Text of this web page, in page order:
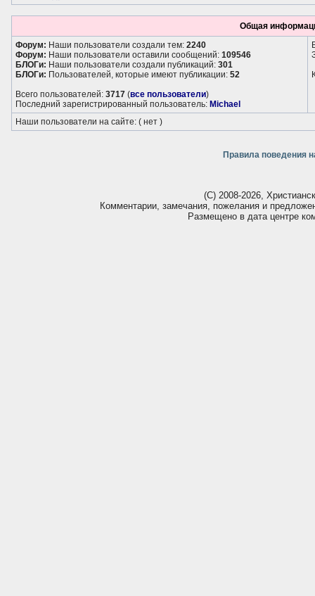
Общая
Форум: Наши пользователи создали тем: 2240
Форум: Наши пользователи оставили сообщений: 109546
БЛОГи: Наши пользователи создали публикаций: 301
БЛОГи: Пользователей, которые имеют публикации: 52
Всего пользователей: 3717 (все пользователи)
Последний зарегистрированный пользователь: Michael
Наши пользователи на сайте: ( нет )
Правила поведения
(С) 2008-2026,
Комментарии, замечания, пожелания и
Размещено в дата центре